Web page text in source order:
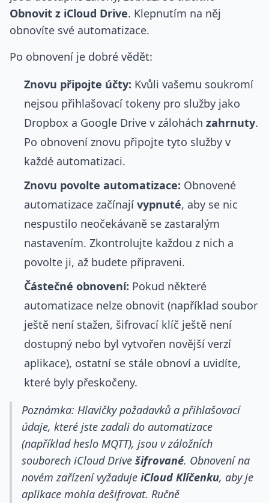
Obnovit z iCloud Drive. Klepnutím na něj
obnovíte své automatizace.
Po obnovení je dobré vědět:
Znovu připojte účty: Kvůli vašemu soukromí
nejsou přihlašovací tokeny pro služby jako
Dropbox a Google Drive v zálohách zahrnuty.
Po obnovení znovu připojte tyto služby v
každé automatizaci.
Znovu povolte automatizace: Obnovené
automatizace začínají vypnuté, aby se nic
nespustilo neočekávaně se zastaralým
nastavením. Zkontrolujte každou z nich a
povolte ji, až budete připraveni.
Částečné obnovení: Pokud některé
automatizace nelze obnovit (například soubor
ještě není stažen, šifrovací klíč ještě není
dostupný nebo byl vytvořen novější verzí
aplikace), ostatní se stále obnoví a uvidíte,
které byly přeskočeny.
Poznámka: Hlavičky požadavků a přihlašovací
údaje, které jste zadali do automatizace
(například heslo MQTT), jsou v záložních
souborech iCloud Drive šifrované. Obnovení na
novém zařízení vyžaduje iCloud Klíčenku, aby je
aplikace mohla dešifrovat. Ručně